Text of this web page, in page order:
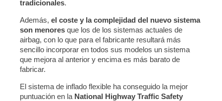
tradicionales.
Además, el coste y la complejidad del nuevo sistema
son menores que los de los sistemas actuales de
airbag, con lo que para el fabricante resultará más
sencillo incorporar en todos sus modelos un sistema
que mejora al anterior y encima es más barato de
fabricar.
El sistema de inflado flexible ha conseguido la mejor
puntuación en la National Highway Traffic Safety